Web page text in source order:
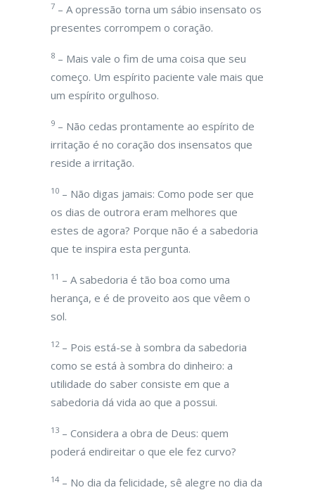
7 – A opressão torna um sábio insensato os
presentes corrompem o coração.
8 – Mais vale o fim de uma coisa que seu
começo. Um espírito paciente vale mais que
um espírito orgulhoso.
9 – Não cedas prontamente ao espírito de
irritação é no coração dos insensatos que
reside a irritação.
10 – Não digas jamais: Como pode ser que
os dias de outrora eram melhores que
estes de agora? Porque não é a sabedoria
que te inspira esta pergunta.
11 – A sabedoria é tão boa como uma
herança, e é de proveito aos que vêem o
sol.
12– Pois está-se à sombra da sabedoria
como se está à sombra do dinheiro: a
utilidade do saber consiste em que a
sabedoria dá vida ao que a possui.
13 – Considera a obra de Deus: quem
poderá endireitar o que ele fez curvo?
14 – No dia da felicidade, sê alegre no dia da